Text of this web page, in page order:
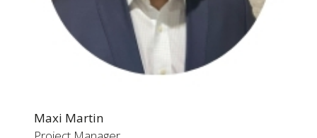
Maxi Martin